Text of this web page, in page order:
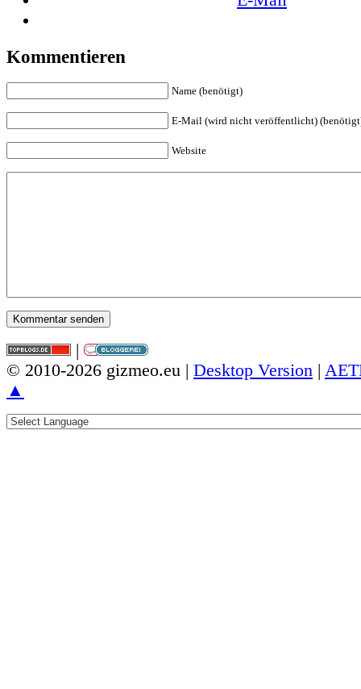
Kommentieren
Name (benötigt)
E-Mail (wird nicht veröffentlicht)
Website
|
© 2010-2026 gizmeo.eu | Desktop Version |
▲